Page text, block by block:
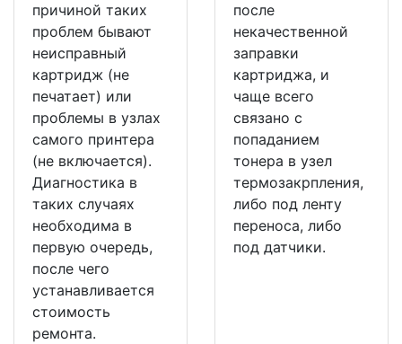
причиной таких
проблем бывают
неисправный
картридж (не
печатает) или
проблемы в узлах
самого принтера
(не включается).
Диагностика в
таких случаях
необходима в
первую очередь,
после чего
устанавливается
стоимость
ремонта.
после
некачественной
заправки
картриджа, и
чаще всего
связано с
попаданием
тонера в узел
термозакрпления,
либо под ленту
переноса, либо
под датчики.